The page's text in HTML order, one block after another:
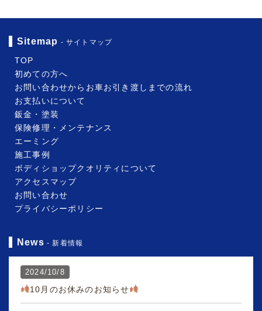
Sitemap - サイトマップ
TOP
初めての方へ
お問い合わせからお車お引き渡しまでの流れ
お支払いについて
鈑金・塗装
保険修理・メンテナンス
エーミング
施工事例
ボディショップクオリティについて
アクセスマップ
お問い合わせ
プライバシーポリシー
News - 新着情報
2024/10/8
10月のお休みのお知らせ